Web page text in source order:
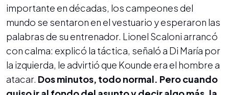
importante en décadas, los campeones del
mundo se sentaron en el vestuario y esperaron las
palabras de su entrenador. Lionel Scaloni arrancó
con calma: explicó la táctica, señaló a Di María por
la izquierda, le advirtió que Kounde era el hombre a
atacar. Dos minutos, todo normal. Pero cuando